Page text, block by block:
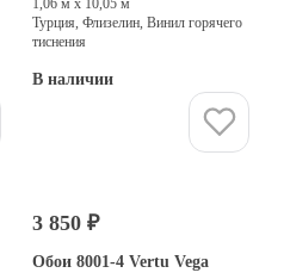
1,06 м х 10,05 м
Турция, Флизелин, Винил горячего
тиснения
В наличии
3 850 ₽
Обои 8001-4 Vertu Vega